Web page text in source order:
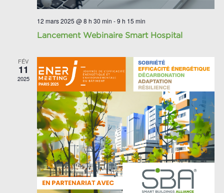
12 mars 2025 @ 8 h 30 min -9 h 15 min
Lancement Webinaire Smart Hospital
FÉV
11
2025